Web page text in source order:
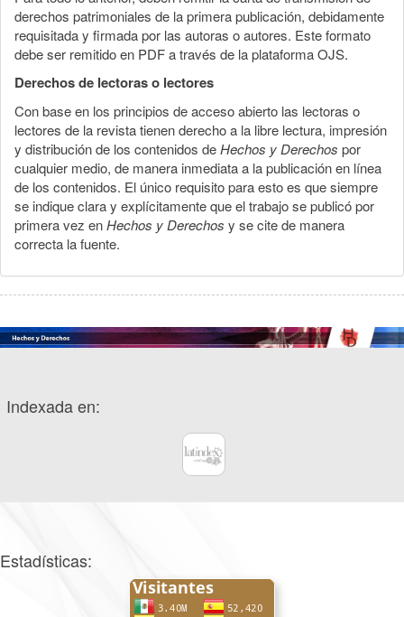
derechos patrimoniales de la primera publicación, debidamente
requisitada y firmada por las autoras o autores. Este formato
debe ser remitido en PDF a través de la plataforma OJS.
Derechos de lectoras o lectores
Con base en los principios de acceso abierto las lectoras o
lectores de la revista tienen derecho a la libre lectura, impresión
y distribución de los contenidos deHechos y Derechos por
cualquier medio, de manera inmediata a la publicación en línea
de los contenidos. El único requisito para esto es que siempre
se indique clara y explícitamente que el trabajo se publicó por
primera vez enHechos y Derechos y se cite de manera
correcta la fuente.
Indexada en:
Estadísticas: